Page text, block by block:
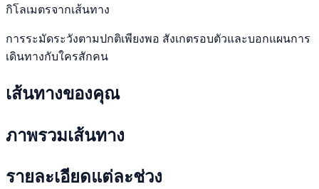
กิโลเมตรจากเส้นทาง
การระมัดระวังตามปกติเพียงพอ สังเกตรอบตัวและบอกแผนการ
เดินทางกับใครสักคน
เส้นทางของคุณ
ภาพรวมเส้นทาง
รายละเอียดแต่ละช่วง